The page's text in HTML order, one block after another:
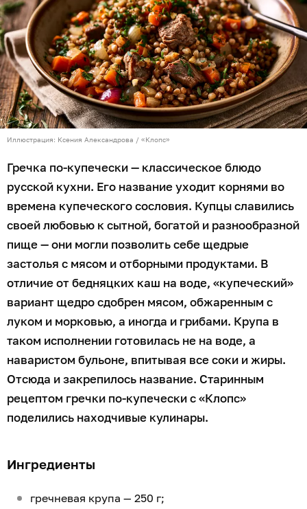
Иллюстрация: Ксения Александрова / «Клопс»
Гречка по-купечески — классическое блюдо
русской кухни. Его название уходит корнями во
времена купеческого сословия. Купцы славились
своей любовью к сытной, богатой и разнообразной
пище — они могли позволить себе щедрые
застолья с мясом и отборными продуктами. В
отличие от бедняцких каш на воде, «купеческий»
вариант щедро сдобрен мясом, обжаренным с
луком и морковью, а иногда и грибами. Крупа в
таком исполнении готовилась не на воде, а
наваристом бульоне, впитывая все соки и жиры.
Отсюда и закрепилось название. Старинным
рецептом гречки по-купечески с «Клопс»
поделились находчивые кулинары.
Ингредиенты
гречневая крупа — 250 г;